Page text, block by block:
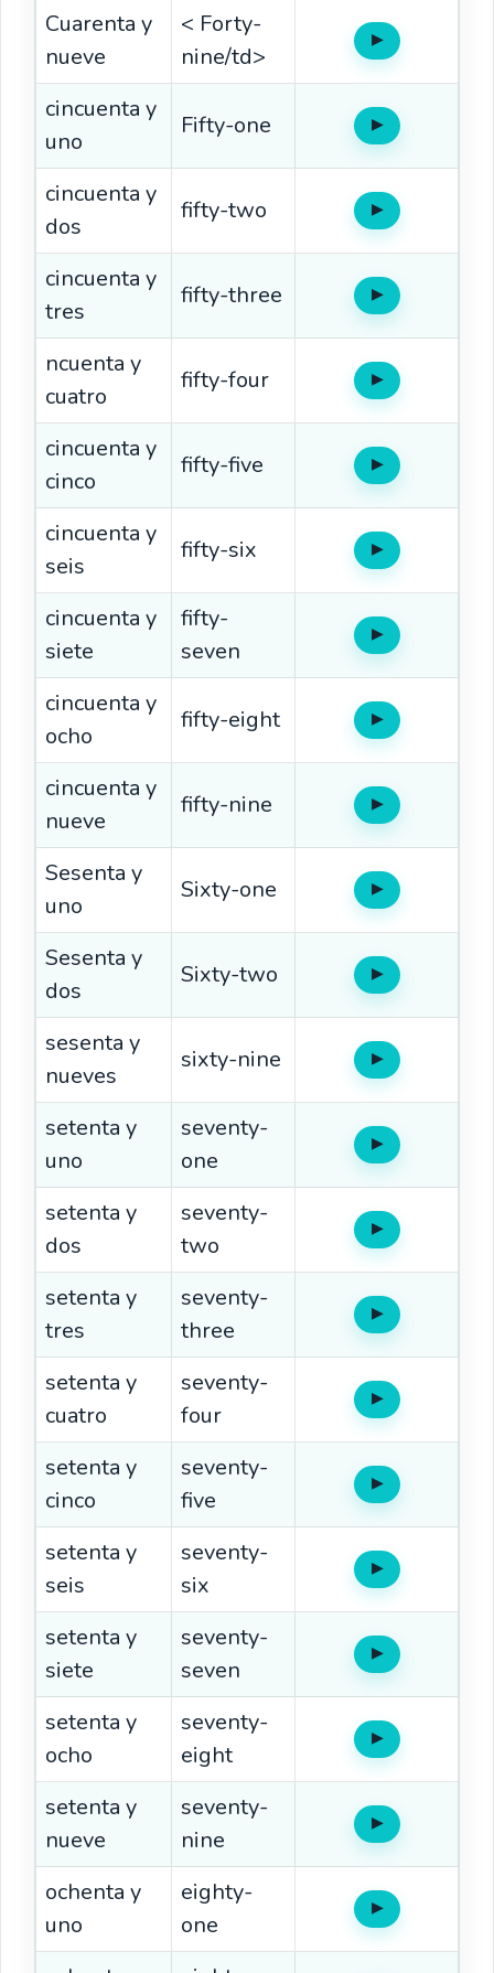
Cuarenta y
nueve
< Forty-
nine/td>
▶Oír
cincuenta y
uno
Fifty-one ▶Oír
cincuenta y
dos
fifty-two ▶Oír
cincuenta y
tres
fifty-three ▶Oír
ncuenta y
cuatro
fifty-four ▶Oír
cincuenta y
cinco
fifty-five ▶Oír
cincuenta y
seis
fifty-six ▶Oír
cincuenta y
siete
fifty-
seven
▶Oír
cincuenta y
ocho
fifty-eight ▶Oír
cincuenta y
nueve
fifty-nine ▶Oír
Sesenta y
uno
Sixty-one ▶Oír
Sesenta y
dos
Sixty-two ▶Oír
sesenta y
nueves
sixty-nine ▶Oír
setenta y
uno
seventy-
one
▶Oír
setenta y
dos
seventy-
two
▶Oír
setenta y
tres
seventy-
three
▶Oír
setenta y
cuatro
seventy-
four
▶Oír
setenta y
cinco
seventy-
five
▶Oír
setenta y
seis
seventy-
six
▶Oír
setenta y
siete
seventy-
seven
▶Oír
setenta y
ocho
seventy-
eight
▶Oír
setenta y
nueve
seventy-
nine
▶Oír
ochenta y
uno
eighty-
one
▶Oír